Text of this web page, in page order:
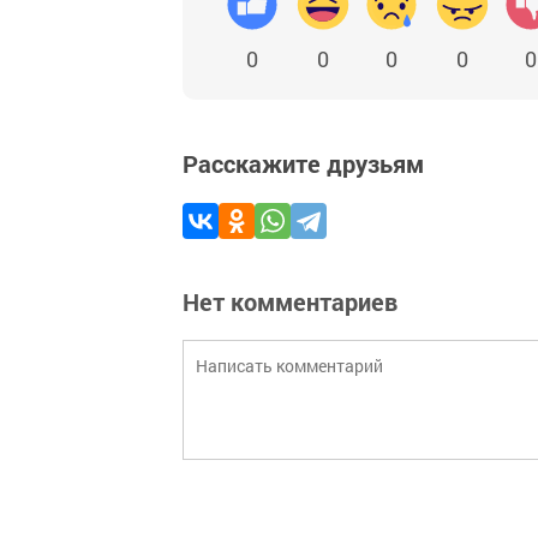
0 0 0 0 0
Расскажите друзьям
Нет комментариев